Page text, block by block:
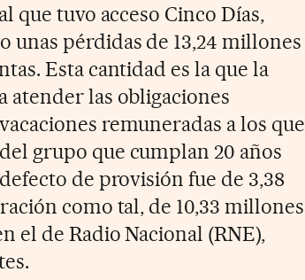
que tuvo acceso Cinco Días,
unas pérdidas de 13,24 millones
Esta cantidad es la que la
las obligaciones
remuneradas a los que
grupo que cumplan 20 años
de provisión fue de 3,38
como tal, de 10,33 millones
el de Radio Nacional (RNE),